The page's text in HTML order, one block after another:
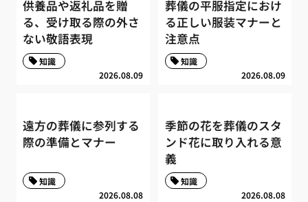
供養品や返礼品を贈
る、受け取る際の外さ
ない敬語表現
2026.08.09
知識
葬儀の平服指定におけ
る正しい服装マナーと
注意点
2026.08.09
知識
遠方の葬儀に参列する
際の準備とマナー
2026.08.08
知識
季節の花を葬儀のスタ
ンド花に取り入れる意
義
2026.08.08
知識